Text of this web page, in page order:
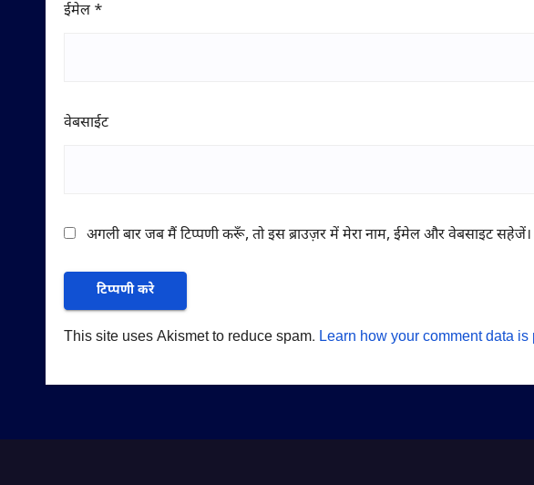
ईमेल *
वेबसाईट
अगली बार जब मैं टिप्पणी करूँ, तो इस ब्राउज़र में मेरा नाम, ईमेल और वेबसाइट सहेजें।
This site uses Akismet to reduce spam. Learn how your comment data is